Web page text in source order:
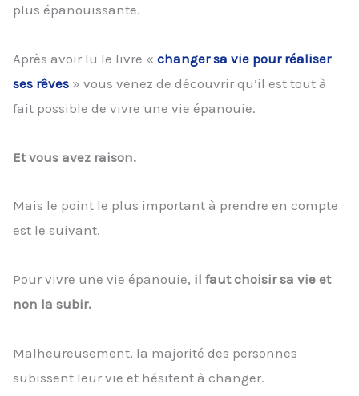
plus épanouissante.
Après avoir lu le livre « changer sa vie pour réaliser
ses rêves » vous venez de découvrir qu’il est tout à
fait possible de vivre une vie épanouie.
Et vous avez raison.
Mais le point le plus important à prendre en compte
est le suivant.
Pour vivre une vie épanouie, il faut choisir sa vie et
non la subir.
Malheureusement, la majorité des personnes
subissent leur vie et hésitent à changer.